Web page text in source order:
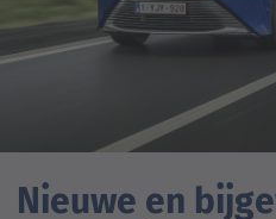
Nieuwe en